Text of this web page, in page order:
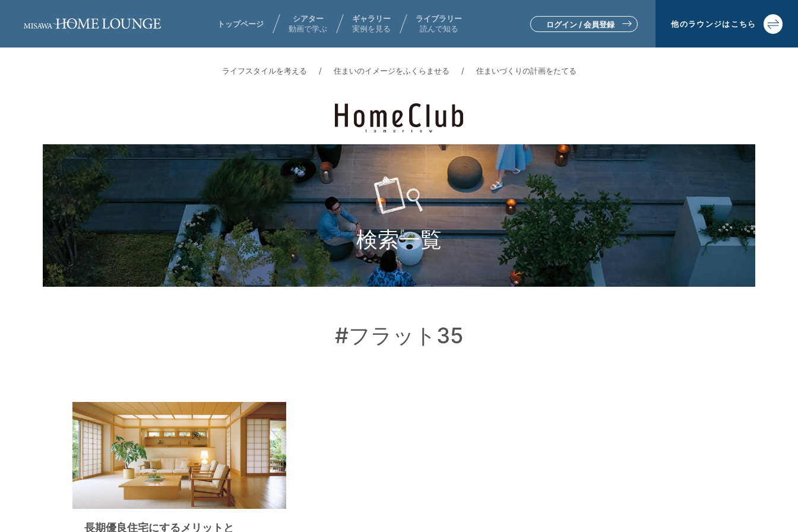
トップページ
シアター
動画で学ぶ
ギャラリー
実例を見る
ライブラリー
読んで知る
ログイン / 会員登録 他のラウンジはこちら
▼土地活用・賃貸経営をお考えの方
ライフスタイルを考える 住まいのイメージをふくらませる 住まいづくりの計画をたてる
検索一覧
#フラット35
長期優良住宅にするメリットと